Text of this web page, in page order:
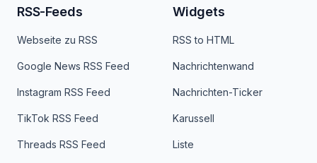
RSS-Feeds
Webseite zu RSS
Google News RSS Feed
Instagram RSS Feed
TikTok RSS Feed
Threads RSS Feed
Widgets
RSS to HTML
Nachrichtenwand
Nachrichten-Ticker
Karussell
Liste